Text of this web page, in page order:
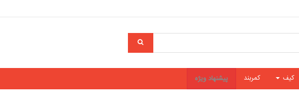
کیف کمربند پیشنهاد ویژه